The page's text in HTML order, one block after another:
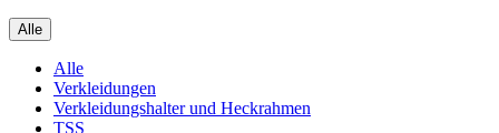
Alle
Alle
Verkleidungen
Verkleidungshalter und Heckrahmen
TSS